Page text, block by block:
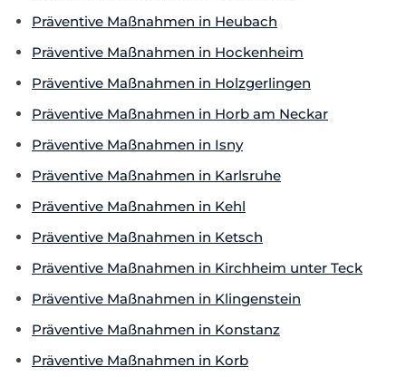
Präventive Maßnahmen in Heubach
Präventive Maßnahmen in Hockenheim
Präventive Maßnahmen in Holzgerlingen
Präventive Maßnahmen in Horb am Neckar
Präventive Maßnahmen in Isny
Präventive Maßnahmen in Karlsruhe
Präventive Maßnahmen in Kehl
Präventive Maßnahmen in Ketsch
Präventive Maßnahmen in Kirchheim unter Teck
Präventive Maßnahmen in Klingenstein
Präventive Maßnahmen in Konstanz
Präventive Maßnahmen in Korb